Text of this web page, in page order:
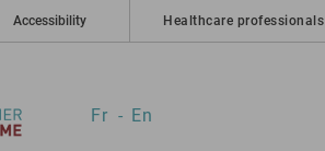
Fr En
Accessibility Healthcare professionals